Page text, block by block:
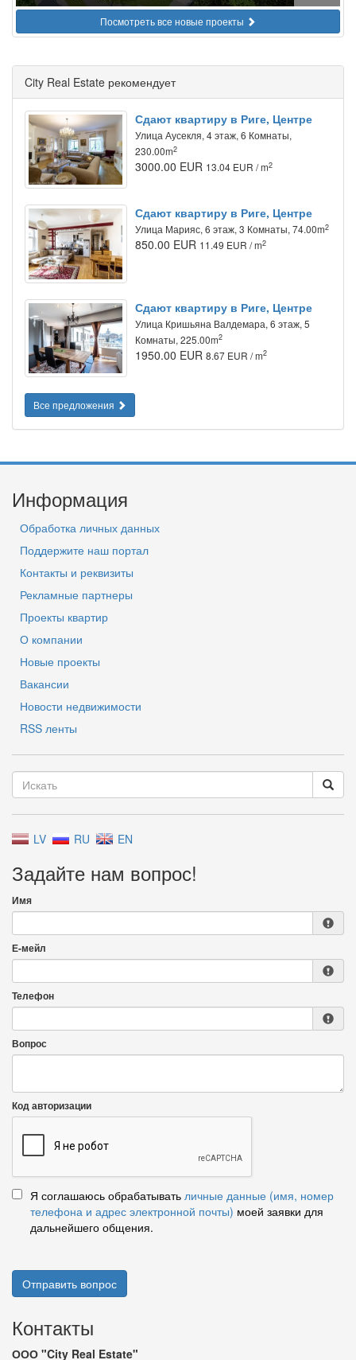
Посмотреть все новые проекты
City Real Estate рекомендует
Сдают квартиру в Риге, Центре
Улица Аусекля, 4 этаж, 6 Комнаты,
230.00m2
3000.00 EUR 13.04 EUR / m2
Сдают квартиру в Риге, Центре
Улица Марияс, 6 этаж, 3 Комнаты, 74.00m2
850.00 EUR 11.49 EUR / m2
Сдают квартиру в Риге, Центре
Улица Кришьяна Валдемара, 6 этаж, 5
Комнаты, 225.00m2
1950.00 EUR 8.67 EUR / m2
Все предложения
Информация
Обработка личных данных
Поддержите наш портал
Контакты и реквизиты
Рекламные партнеры
Проекты квартир
О компании
Новые проекты
Вакансии
Новости недвижимости
RSS ленты
LV RU EN
Задайте нам вопрос!
Имя
Е-мейл
Телефон
Вопрос
Код авторизации
Я соглашаюсь обрабатывать личные данные (имя, номер
телефона и адрес электронной почты) моей заявки для
дальнейшего общения.
Отправить вопрос
Контакты
ООО "City Real Estate"